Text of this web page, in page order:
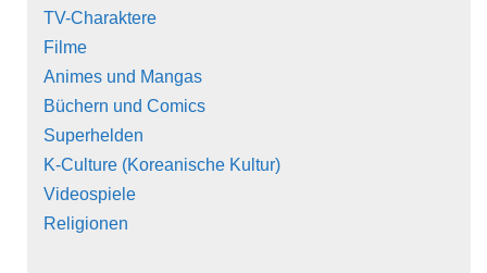
TV-Charaktere
Filme
Animes und Mangas
Büchern und Comics
Superhelden
K-Culture (Koreanische Kultur)
Videospiele
Religionen